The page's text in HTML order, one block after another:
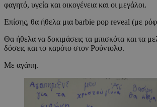
φαγητό, υγεία και οικογένεια και οι μεγάλοι.
Επίσης, θα ήθελα μια barbie pop reveal (με
Θα ήθελα να δοκιμάσεις τα μπισκότα και τα
δόσεις και το καρότο στον Ρούντολφ.
Με αγάπη.